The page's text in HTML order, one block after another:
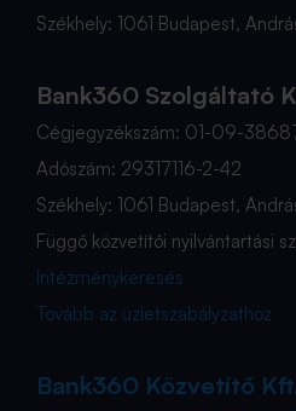
Székhely: 1061 Budapest,
Bank360 Szolgáltató
Cégjegyzékszám: 01-09-
Adószám: 29317116-2-42
Székhely: 1061 Budapest,
Függő közvetítői nyilvántartási
Intézménykeresés
Tovább az üzletszabályzathoz
Bank360 Közvetítő